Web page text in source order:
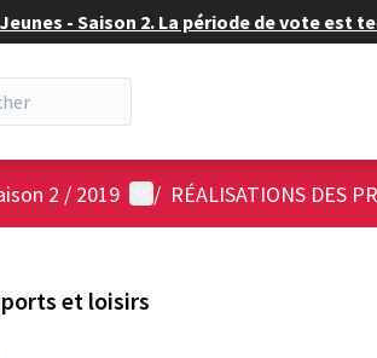
- Saison 2. La période de vote est
2 / 2019 Menu utilisateur
/ RÉALISATIONS DES
et loisirs